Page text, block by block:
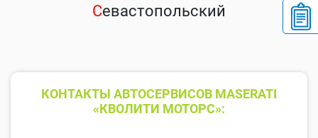
Севастопольский
КОНТАКТЫ АВТОСЕРВИСОВ MASERATI
«КВОЛИТИ МОТОРС»: